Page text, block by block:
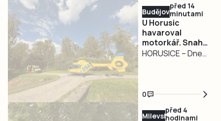
Budějovicko
před 14
minutami
U Horusic
havaroval
motorkář. Snaha
o jeho záchranu
HORUSICE – Dnes
silnicích další
motorkář. Nehoda
se stala na silnici
0
Milevsko
před 4
hodinami